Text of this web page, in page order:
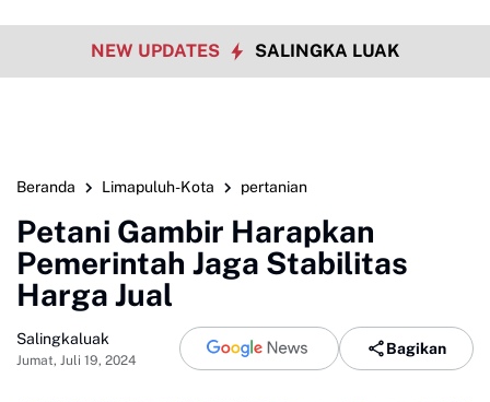
NEW UPDATES SALINGKA LUAK
Beranda Limapuluh-Kota pertanian
Petani Gambir Harapkan
Pemerintah Jaga Stabilitas
Harga Jual
Salingkaluak
Jumat, Juli 19, 2024
Bagikan